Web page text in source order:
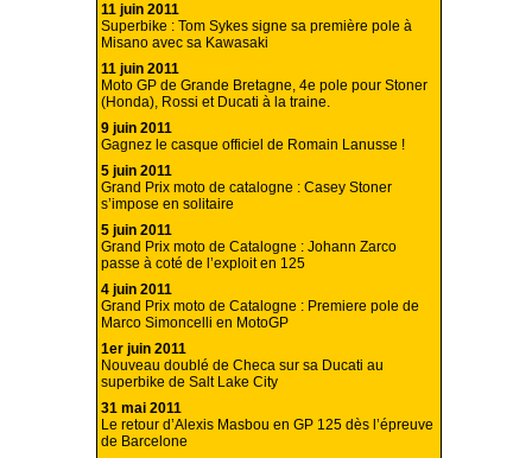
11 juin 2011
Superbike : Tom Sykes signe sa première pole à
Misano avec sa Kawasaki
11 juin 2011
Moto GP de Grande Bretagne, 4e pole pour Stoner
(Honda), Rossi et Ducati à la traine.
9 juin 2011
Gagnez le casque officiel de Romain Lanusse !
5 juin 2011
Grand Prix moto de catalogne : Casey Stoner
s’impose en solitaire
5 juin 2011
Grand Prix moto de Catalogne : Johann Zarco
passe à coté de l’exploit en 125
4 juin 2011
Grand Prix moto de Catalogne : Premiere pole de
Marco Simoncelli en MotoGP
1er juin 2011
Nouveau doublé de Checa sur sa Ducati au
superbike de Salt Lake City
31 mai 2011
Le retour d’Alexis Masbou en GP 125 dès l’épreuve
de Barcelone